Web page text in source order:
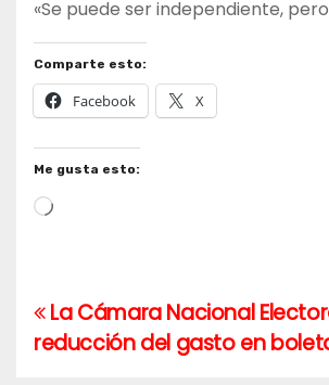
«Se puede ser independiente,
Comparte esto:
Facebook X
Me gusta esto:
Cargando...
Navegación
de
La Cámara Nacional
reducción del gasto en